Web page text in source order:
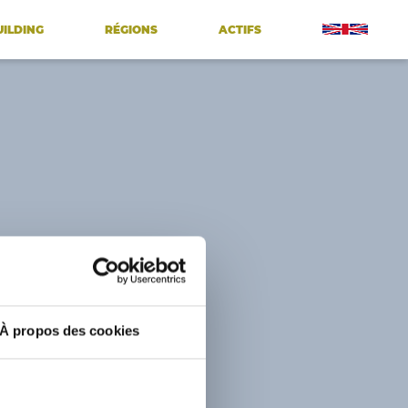
À propos des cookies
RÉGIONS ACTIFS